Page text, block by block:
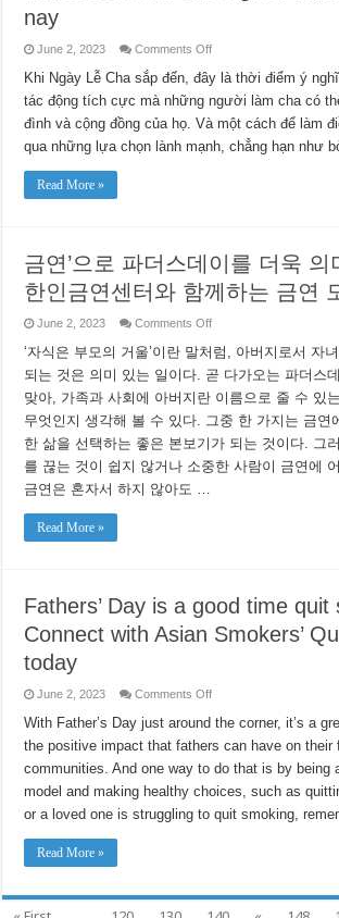
nay
June 2, 2023 Comments Offon
Lễ
Cha
Là
Thời
Điểm
Ý
Nghĩa
ASQ
Trung
Tâm
Cai
Lá
Cho
Người
Việt
hôm
nay
Khi Ngày Lễ Cha sắp đến, đây là thời điểm ý
tác động tích cực mà những người làm cha có
đình và cộng đồng của họ. Và một cách để làm
qua những lựa chọn lành mạnh, chẳng hạn như
Read More »
금연’으로 파더스데이를 더욱
한인금연센터와 함께하는 금연
June 2, 2023 Comments Offon
연’으
로
파
더
스
이
를
인
금
연
와
께
하
금
연
전!
‘자식은 부모의 거울’이란 말처럼, 아버지로서 자
되는 것은 의미 있는 일이다. 곧 다가오는 파더스
맞아, 가족과 사회에 아버지란 이름으로 줄 수 있
무엇인지 생각해 볼 수 있다. 그중 한 가지는 금연
한 삶을 선택하는 좋은 본보기가 되는 것이다. 그
를 끊는 것이 쉽지 않거나 소중한 사람이 금연에
금연은 혼자서 하지 않아도 …
Read More »
Fathers’ Day is a good time quit
Connect with Asian Smokers’
today
June 2, 2023 Comments Offon
Day
is
a
time
quit
smoking
Connect
with
With Father’s Day just around the corner, it’s a
the positive impact that fathers can have on their
communities. And one way to do that is by being
model and making healthy choices, such as
or a loved one is struggling to quit smoking,
Read More »